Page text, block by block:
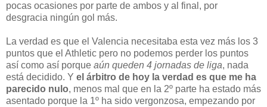
pocas ocasiones por parte de ambos y al final, por
desgracia ningún gol más.
La verdad es que el Valencia necesitaba esta vez más los 3
puntos que el Athletic pero no podemos perder los puntos
así como así porque aún queden 4 jornadas de liga, nada
está decidido. Y el árbitro de hoy la verdad es que me ha
parecido nulo, menos mal que en la 2º parte ha estado más
asentado porque la 1º ha sido vergonzosa, empezando por